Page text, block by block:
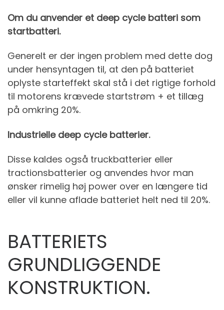
Om du anvender et deep cycle batteri som
startbatteri.
Generelt er der ingen problem med dette dog
under hensyntagen til, at den på batteriet
oplyste starteffekt skal stå i det rigtige forhold
til motorens krævede startstrøm + et tillæg
på omkring 20%.
Industrielle deep cycle batterier.
Disse kaldes også truckbatterier eller
tractionsbatterier og anvendes hvor man
ønsker rimelig høj power over en længere tid
eller vil kunne aflade batteriet helt ned til 20%.
BATTERIETS
GRUNDLIGGENDE
KONSTRUKTION.